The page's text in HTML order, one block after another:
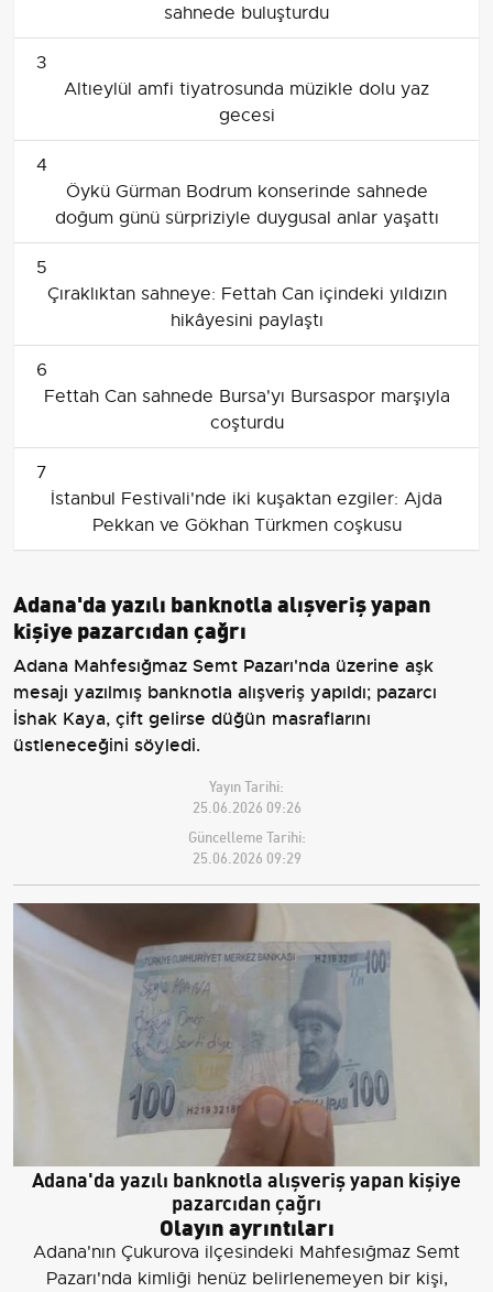
sahnede buluşturdu
3
Altıeylül amfi tiyatrosunda müzikle dolu yaz
gecesi
4
Öykü Gürman Bodrum konserinde sahnede
doğum günü sürpriziyle duygusal anlar yaşattı
5
Çıraklıktan sahneye: Fettah Can içindeki yıldızın
hikâyesini paylaştı
6
Fettah Can sahnede Bursa'yı Bursaspor marşıyla
coşturdu
7
İstanbul Festivali'nde iki kuşaktan ezgiler: Ajda
Pekkan ve Gökhan Türkmen coşkusu
Adana'da yazılı banknotla alışveriş yapan
kişiye pazarcıdan çağrı
Adana Mahfesığmaz Semt Pazarı'nda üzerine aşk
mesajı yazılmış banknotla alışveriş yapıldı; pazarcı
İshak Kaya, çift gelirse düğün masraflarını
üstleneceğini söyledi.
Yayın Tarihi:
25.06.2026 09:26
Güncelleme Tarihi:
25.06.2026 09:29
Adana'da yazılı banknotla alışveriş yapan kişiye
pazarcıdan çağrı
Olayın ayrıntıları
Adana'nın Çukurova ilçesindeki Mahfesığmaz Semt
Pazarı'nda kimliği henüz belirlenemeyen bir kişi,